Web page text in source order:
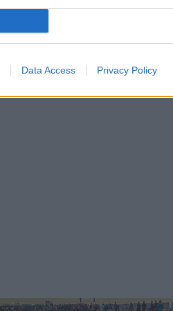
Data Access Privacy Policy